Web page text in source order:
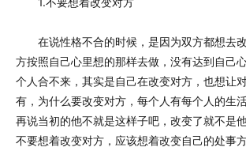
在说性格不合的时候，是因为双方都想去
方按照自己心里想的那样去做，没有达到自己
个人合不来，其实是自己在改变对方，也想让
有，为什么要改变对方，每个人有每个人的生
再说当初的他不就是这样子吧，改变了就不是
不要想着改变对方，应该想着改变自己的处事